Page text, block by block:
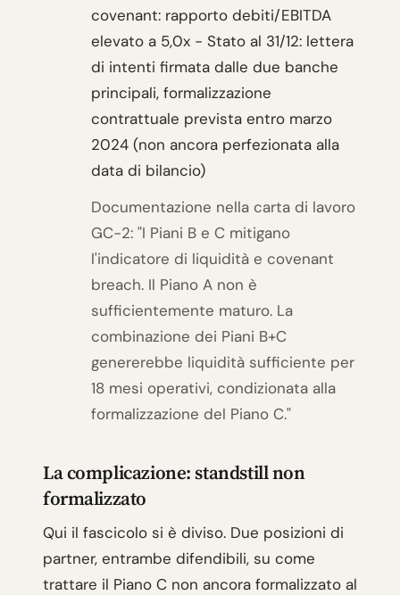
covenant: rapporto debiti/EBITDA
elevato a 5,0x - Stato al 31/12: lettera
di intenti firmata dalle due banche
principali, formalizzazione
contrattuale prevista entro marzo
2024 (non ancora perfezionata alla
data di bilancio)
Documentazione nella carta di lavoro
GC-2: "I Piani B e C mitigano
l'indicatore di liquidità e covenant
breach. Il Piano A non è
sufficientemente maturo. La
combinazione dei Piani B+C
genererebbe liquidità sufficiente per
18 mesi operativi, condizionata alla
formalizzazione del Piano C."
La complicazione: standstill non
formalizzato
Qui il fascicolo si è diviso. Due posizioni di
partner, entrambe difendibili, su come
trattare il Piano C non ancora formalizzato al